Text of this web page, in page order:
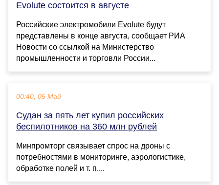
Evolute состоится в августе
Российские электромобили Evolute будут
представлены в конце августа, сообщает РИА
Новости со ссылкой на Министерство
промышленности и торговли России...
00:40, 05 Май
Судан за пять лет купил российских
беспилотников на 360 млн рублей
Минпромторг связывает спрос на дроны с
потребностями в мониторинге, аэрологистике,
обработке полей и т. п....